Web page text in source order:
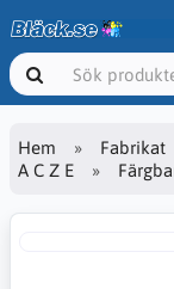
Hem Fabrikat
A C Z E